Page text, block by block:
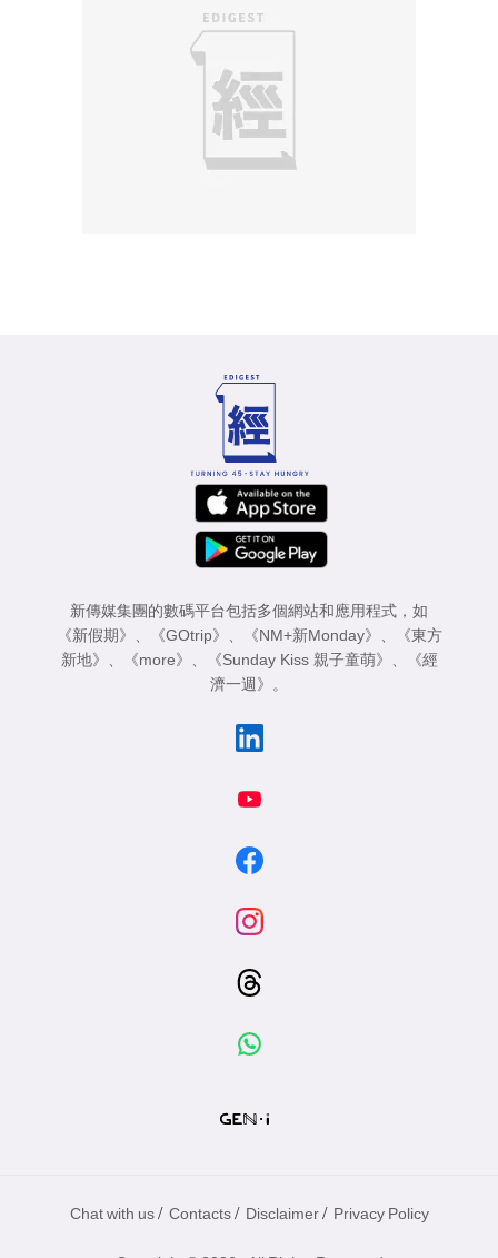
新傳媒集團的數碼平台包括多個網站和應用程式，如
《新假期》
《GOtrip》 《NM+新Monday》
《東方
新地》
《more》 《Sunday Kiss 親子童萌》
《經
濟一週》
。
Chat with us / Contacts / Disclaimer / Privacy Policy